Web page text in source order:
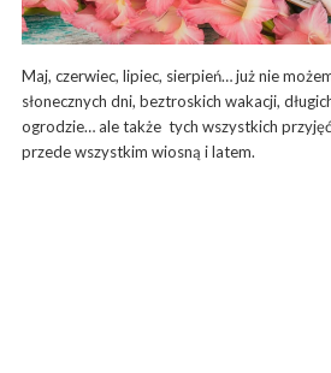
Maj, czerwiec, lipiec, sierpień… już nie
słonecznych dni, beztroskich wakacji,
ogrodzie… ale także tych wszystkich
przede wszystkim wiosną i latem.